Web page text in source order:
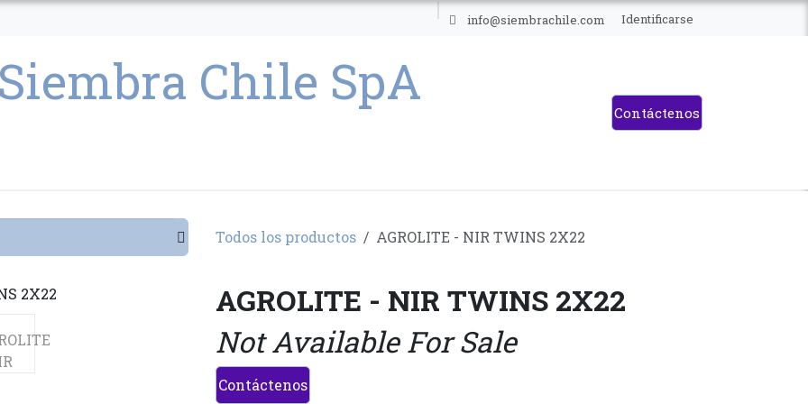
info@siembrachile.com Identificarse
Contáctenos
Todos los productos AGROLITE - NIR TWINS 2X22
AGROLITE - NIR TWINS 2X22
Not Available For Sale
Contáctenos